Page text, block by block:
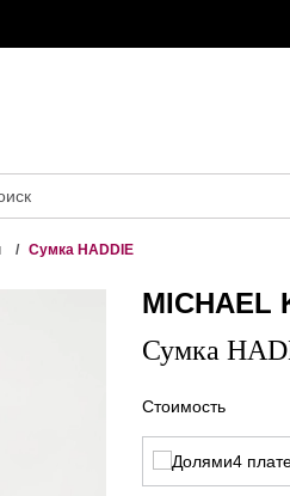
Сумка HADDIE
MICHAEL
Сумка
Стоимость
4